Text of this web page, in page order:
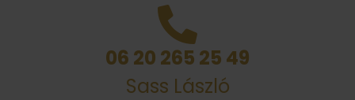
06 20 265 25 49
Sass László